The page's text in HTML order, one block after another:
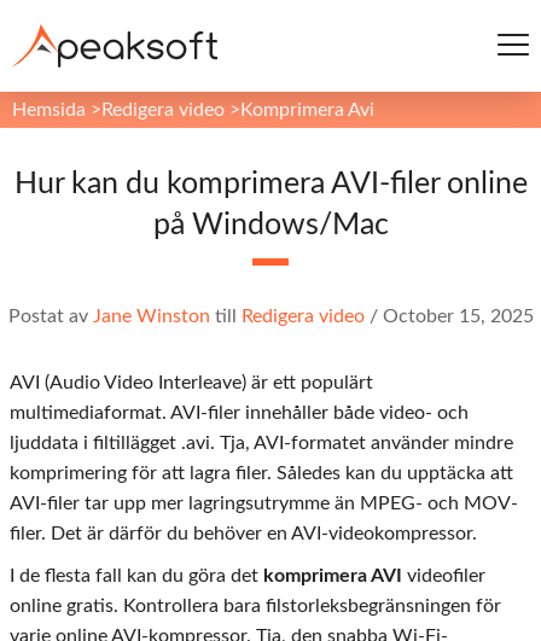
Hemsida > Redigera video > Komprimera Avi
Hur kan du komprimera AVI-filer online
på Windows/Mac
Postat av Jane Winston till Redigera video/ October 15, 2025
AVI (Audio Video Interleave) är ett populärt
multimediaformat. AVI-filer innehåller både video- och
ljuddata i filtillägget .avi. Tja, AVI-formatet använder mindre
komprimering för att lagra filer. Således kan du upptäcka att
AVI-filer tar upp mer lagringsutrymme än MPEG- och MOV-
filer. Det är därför du behöver en AVI-videokompressor.
I de flesta fall kan du göra det komprimera AVI videofiler
online gratis. Kontrollera bara filstorleksbegränsningen för
varje online AVI-kompressor. Tja, den snabba Wi-Fi-